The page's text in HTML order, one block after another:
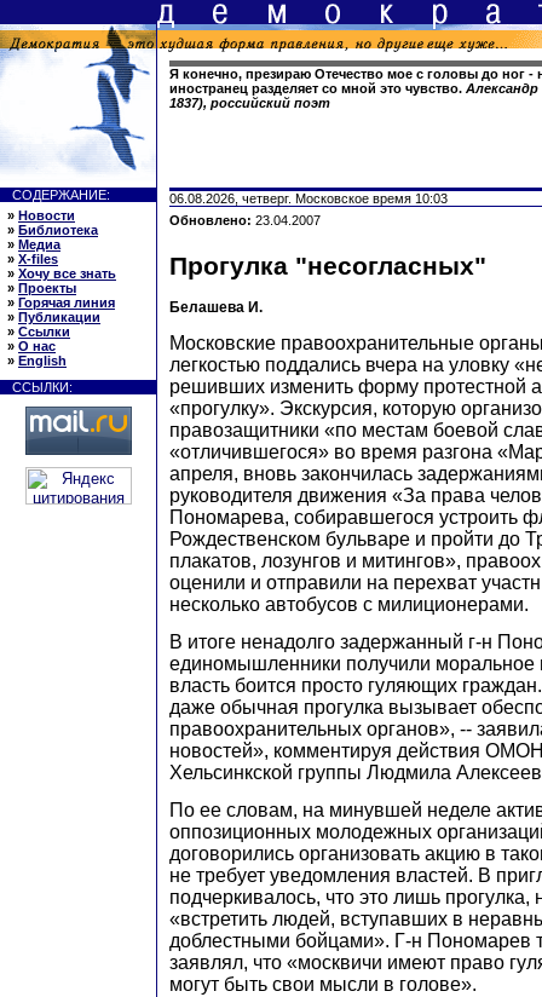
Я конечно, презираю Отечество мое с головы до ног -
иностранец разделяет со мной это чувство. Александр
1837), российский поэт
СОДЕРЖАНИЕ:
» Новости
» Библиотека
» Медиа
» X-files
» Хочу все знать
» Проекты
» Горячая линия
» Публикации
» Ссылки
» О нас
» English
ССЫЛКИ:
06.08.2026, четверг. Московское время 10:03
Обновлено: 23.04.2007
Прогулка "несогласных"
Белашева И.
Московские правоохранительные
легкостью поддались вчера на уловку
решивших изменить форму протестной
«прогулку». Экскурсия, которую
правозащитники «по местам боевой
«отличившегося» во время разгона
апреля, вновь закончилась
руководителя движения «За права
Пономарева, собиравшегося устроить
Рождественском бульваре и пройти до
плакатов, лозунгов и митингов»,
оценили и отправили на перехват
несколько автобусов с милиционерами.
В итоге ненадолго задержанный г-н
единомышленники получили моральное
власть боится просто гуляющих
даже обычная прогулка вызывает
правоохранительных органов», --
новостей», комментируя действия
Хельсинкской группы Людмила
По ее словам, на минувшей неделе
оппозиционных молодежных
договорились организовать акцию в
не требует уведомления властей. В
подчеркивалось, что это лишь
«встретить людей, вступавших в
доблестными бойцами». Г-н Пономарев
заявлял, что «москвичи имеют право
могут быть свои мысли в голове».